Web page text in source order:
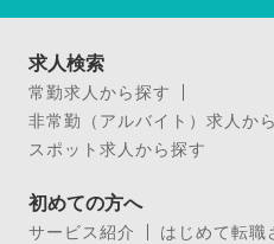
求人検索
常勤求人から探す
非常勤（アルバイト）求人か
スポット求人から探す
初めての方へ
サービス紹介
はじめて転職